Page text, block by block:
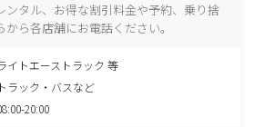
ンタル、お得な割引料金や予約、乗り捨
ら各店舗にお電話ください。
イトエーストラック 等
トラック・バスなど
20:00